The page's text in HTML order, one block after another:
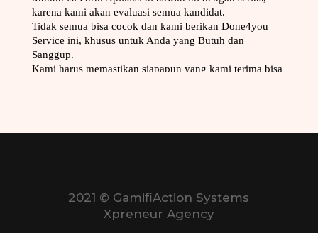
2021 © GamifiAction Systems
Xpreneur Agency